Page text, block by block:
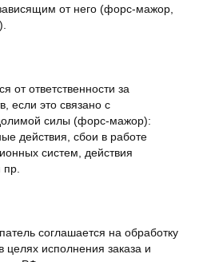
от него (форс-мажор,
от ответственности за
если это связано с
силы (форс-мажор):
действия, сбои в работе
систем, действия
соглашается на обработку
исполнения заказа и
ОПЛАТА
ДОСТАВКА
ВОЗВРАТ
ПОЛИТИКА
INSTAGRAM*